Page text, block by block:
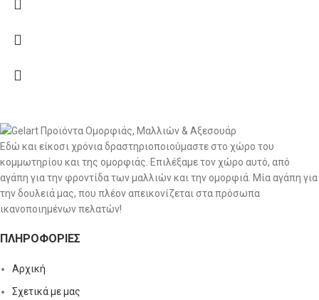
Εδώ και είκοσι χρόνια δραστηριοποιούμαστε στο χώρο του
κομμωτηρίου και της ομορφιάς. Επιλέξαμε τον χώρο αυτό, από
αγάπη για την φροντίδα των μαλλιών και την ομορφιά. Μία αγάπη για
την δουλειά μας, που πλέον απεικονίζεται στα πρόσωπα
ικανοποιημένων πελατών!
ΠΛΗΡΟΦΟΡΊΕΣ
Αρχική
Σχετικά με μας